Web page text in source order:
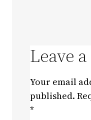
Leave
Your email
published.
*